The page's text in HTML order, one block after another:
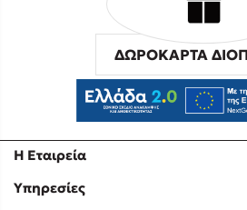
Η Εταιρεία
Υπηρεσίες
ΔΩΡΟΚΑΡΤΑ